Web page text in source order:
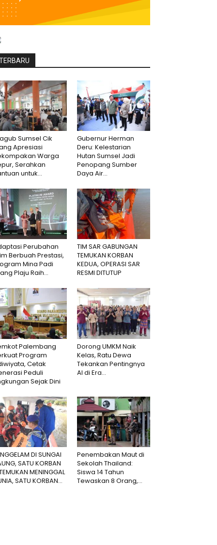
Sumsel Cik
Apresiasi
Warga
Serahkan
untuk...
Gubernur Herman
Deru: Kelestarian
Hutan Sumsel Jadi
Penopang Sumber
Daya Air...
Perubahan
Berbuah Prestasi,
Mina Padi
Plaju Raih...
TIM SAR GABUNGAN
TEMUKAN KORBAN
KEDUA, OPERASI SAR
RESMI DITUTUP
Palembang
Program
Cetak
Peduli
Sejak Dini
Dorong UMKM Naik
Kelas, Ratu Dewa
Tekankan Pentingnya
AI di Era...
DI SUNGAI
SATU KORBAN
MENINGGAL
SATU KORBAN...
Penembakan Maut di
Sekolah Thailand:
Siswa 14 Tahun
Tewaskan 8 Orang,...